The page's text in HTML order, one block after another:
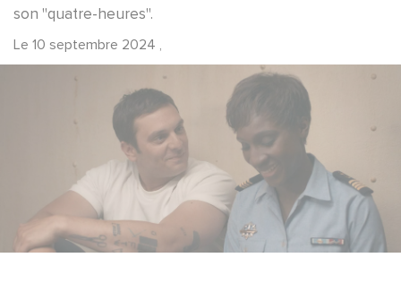
son "quatre-heures".
Le 10 septembre 2024 ,